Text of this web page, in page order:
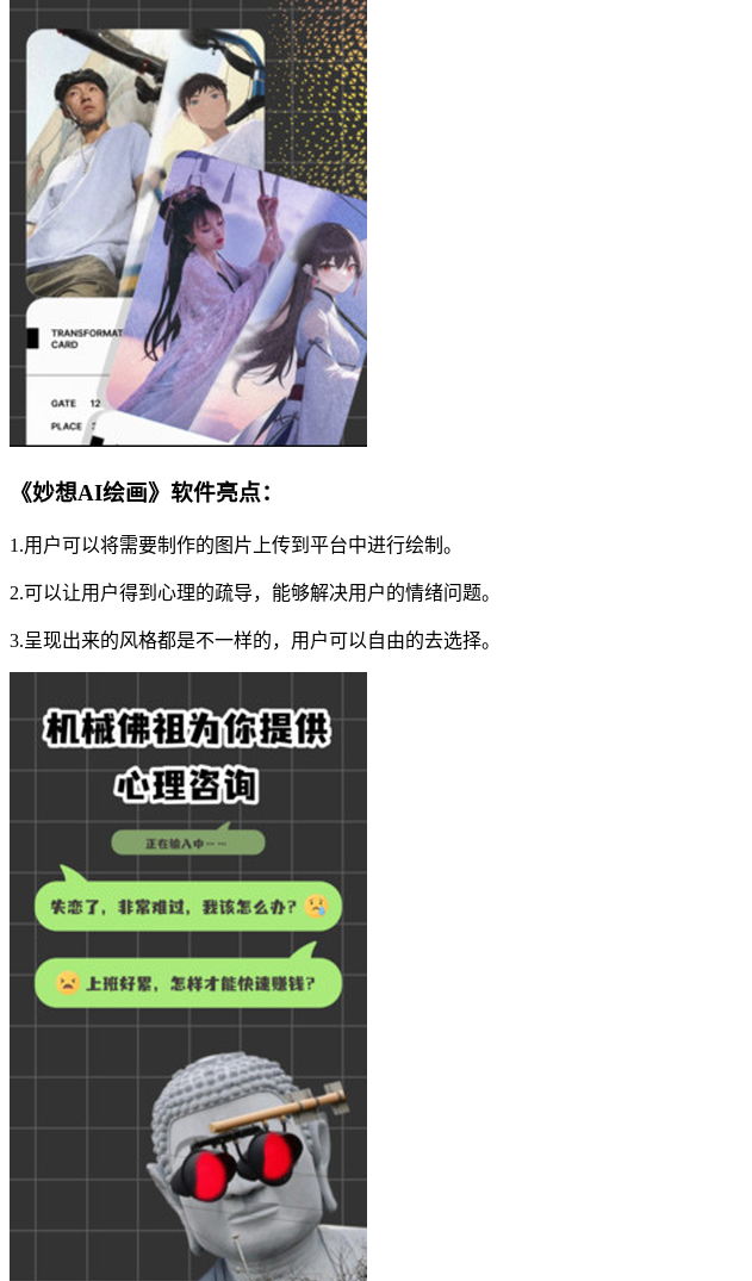
《妙想AI绘画》软件亮点：
1.用户可以将需要制作的图片上传到平台中进行绘制。
2.可以让用户得到心理的疏导，能够解决用户的情绪问题。
3.呈现出来的风格都是不一样的，用户可以自由的去选择。